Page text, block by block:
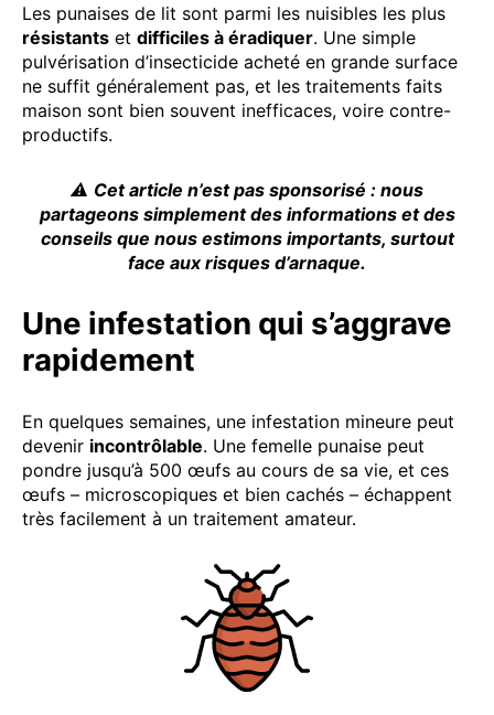
Les punaises de lit sont parmi les nuisibles les plus
résistants et difficiles à éradiquer. Une simple
pulvérisation d’insecticide acheté en grande surface
ne suffit généralement pas, et les traitements faits
maison sont bien souvent inefficaces, voire contre-
productifs.
⚠️ Cet article n’est pas sponsorisé : nous
partageons simplement des informations et des
conseils que nous estimons importants, surtout
face aux risques d’arnaque.
Une infestation qui s’aggrave
rapidement
En quelques semaines, une infestation mineure peut
devenir incontrôlable. Une femelle punaise peut
pondre jusqu’à 500 œufs au cours de sa vie, et ces
œufs – microscopiques et bien cachés – échappent
très facilement à un traitement amateur.